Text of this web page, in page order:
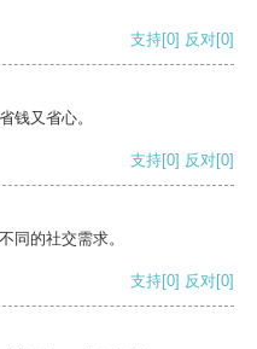
支持[0] 反对[0]
钱又省心。
支持[0] 反对[0]
同的社交需求。
支持[0] 反对[0]